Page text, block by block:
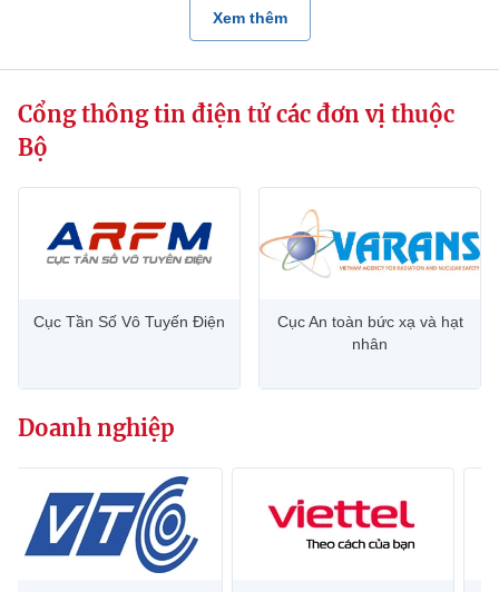
Xem thêm
Cổng thông tin điện tử các đơn vị thuộc
Bộ
Cục Tần Số Vô Tuyến Điện
Cục An toàn bức xạ và hạt
nhân
Doanh nghiệp